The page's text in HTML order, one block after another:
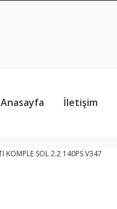
Anasayfa İletişim